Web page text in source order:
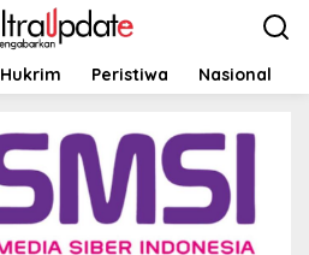
Hukrim Peristiwa Nasional